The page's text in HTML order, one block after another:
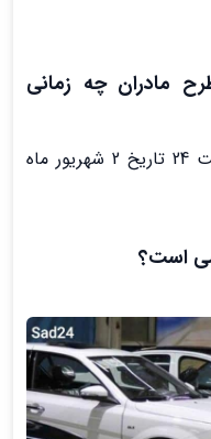
مادران چه زمانی
مهلت ثبت نام طرح مادران تا ساعت 24 تاریخ 2 شهریور ماه
است؟